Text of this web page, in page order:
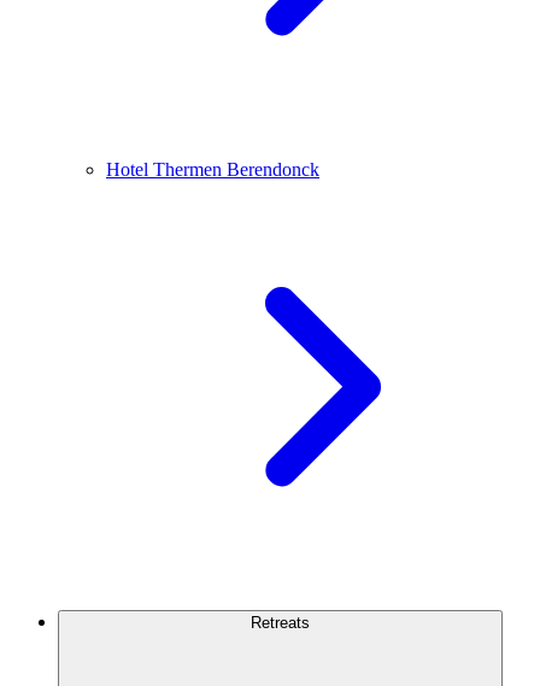
Hotel Thermen Berendonck
Retreats